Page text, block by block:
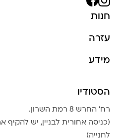
חנות
צמידים
בגדים
אביזרים
גברים
עזרה
צור קשר
מידע
שמירה על התכשיטים
הצהרת נגישות
טבלת מידות טבעות
הסטודיו
רח׳ החרש 8 רמת השרון.
(כניסה אחורית לבניין, יש להקיף
לחנייה)